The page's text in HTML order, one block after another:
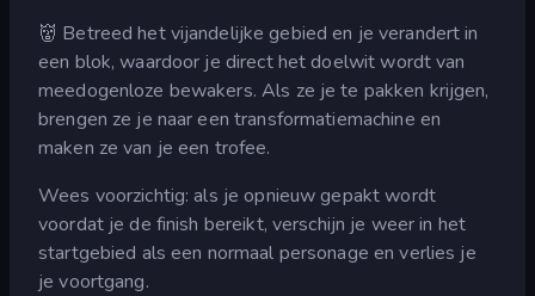
👹 Betreed het vijandelijke gebied en je verandert in
een blok, waardoor je direct het doelwit wordt van
meedogenloze bewakers. Als ze je te pakken krijgen,
brengen ze je naar een transformatiemachine en
maken ze van je een trofee.
Wees voorzichtig: als je opnieuw gepakt wordt
voordat je de finish bereikt, verschijn je weer in het
startgebied als een normaal personage en verlies je
je voortgang.